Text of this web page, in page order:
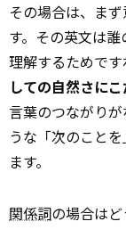
その場合は、ま
す。その英文は
理解するためで
しての自然さに
言葉のつながり
うな「次のこと
ます。
関係詞の場合は